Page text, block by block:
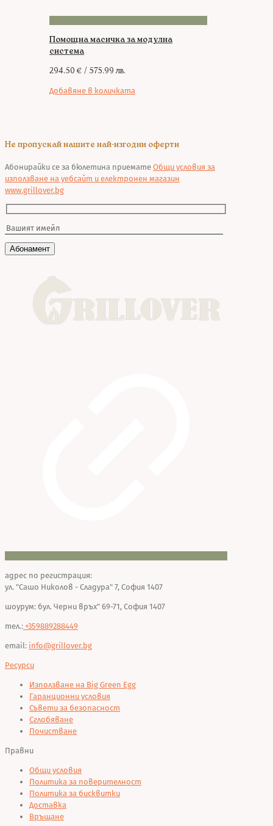
Помощна масичка за модулна
система
294.50 € / 575.99 лв.
Добавяне в количката
Не пропускай нашите най-изгодни оферти
Абонирайки се за бюлетина приемате Общи условия за
използване на уебсайт и електронен магазин
www.grillover.bg
адрес по регистрация:
ул. "Сашо Николов - Сладура" 7, София 1407
шоурум: бул. Черни връх" 69-71, София 1407
тел.: +359889288449
email: info@grillover.bg
Ресурси
Използване на Big Green Egg
Гаранционни условия
Съвети за безопасност
Сглобяване
Почистване
Правни
Общи условия
Политика за поверителност
Политика за бисквитки
Доставка
Връщане